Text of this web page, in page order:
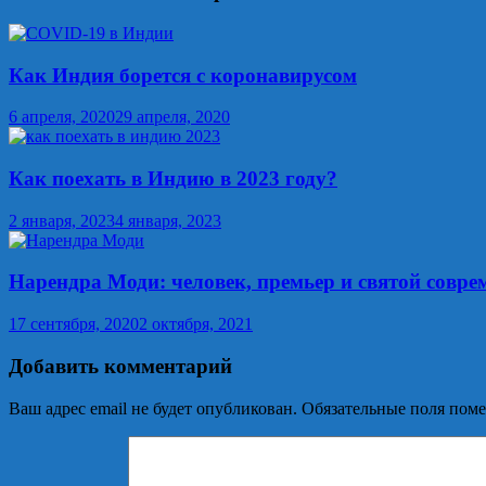
Как Индия борется с коронавирусом
6 апреля, 202029 апреля, 2020
Как поехать в Индию в 2023 году?
2 января, 20234 января, 2023
Нарендра Моди: человек, премьер и святой
17 сентября, 20202 октября, 2021
Добавить комментарий
Ваш адрес email не будет опубликован. Обязательные поля